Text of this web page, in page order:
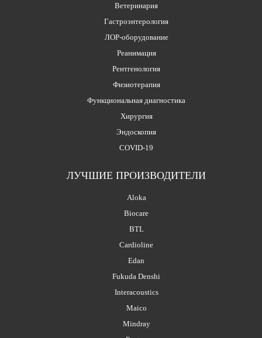
Ветеринария
Гастроэнтерология
ЛОР-оборудование
Реанимация
Рентгенология
Физиотерапия
Функциональная диагностика
Хирургия
Эндоскопия
COVID-19
ЛУЧШИЕ ПРОИЗВОДИТЕЛИ
Aloka
Biocare
BTL
Cardioline
Edan
Fukuda Denshi
Interacoustics
Maico
Mindray